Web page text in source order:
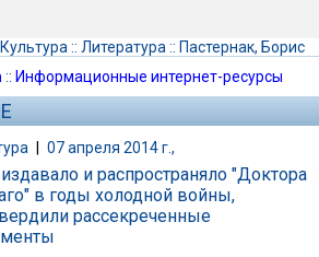
Культура :: Литература :: Пастернак, Борис
:: Информационные интернет-ресурсы
| 07 апреля 2014 г.,
и распространяло "Доктора
в годы холодной войны,
рассекреченные